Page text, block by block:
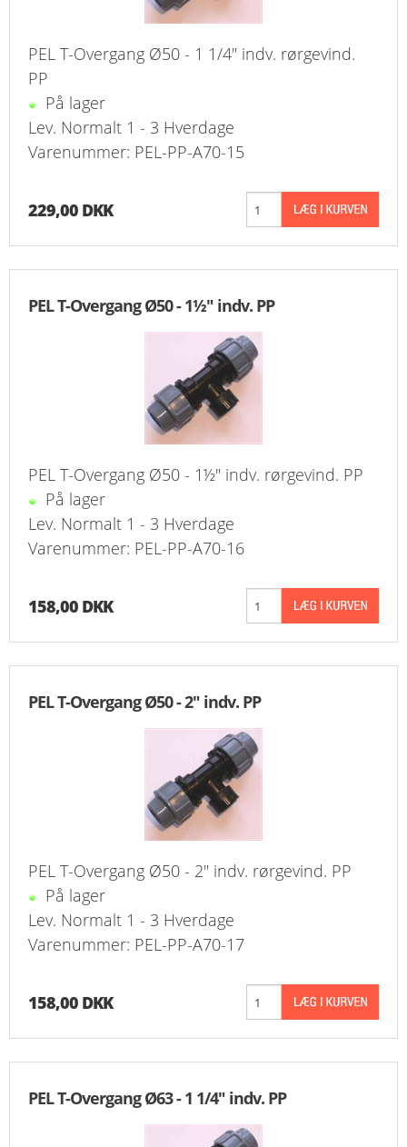
PEL T-Overgang Ø50 - 1 1/4" indv. rørgevind.
PP
På lager
Lev. Normalt 1 - 3 Hverdage
Varenummer: PEL-PP-A70-15
229,00 DKK
PEL T-Overgang Ø50 - 1½" indv. PP
PEL T-Overgang Ø50 - 1½" indv. rørgevind. PP
På lager
Lev. Normalt 1 - 3 Hverdage
Varenummer: PEL-PP-A70-16
158,00 DKK
PEL T-Overgang Ø50 - 2" indv. PP
PEL T-Overgang Ø50 - 2" indv. rørgevind. PP
På lager
Lev. Normalt 1 - 3 Hverdage
Varenummer: PEL-PP-A70-17
158,00 DKK
PEL T-Overgang Ø63 - 1 1/4" indv. PP